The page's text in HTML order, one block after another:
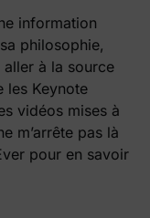
information
philosophie,
aller à la source
les Keynote
vidéos mises à
m’arrête pas là
pour en savoir